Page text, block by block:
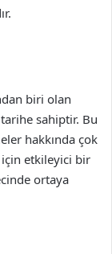
biri olan
sahiptir. Bu
hakkında çok
etkileyici bir
ortaya